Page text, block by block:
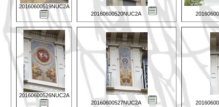
20160600519NUC2A
20160600520NUC2A
20160600526NUC2A
20160600527NUC2A